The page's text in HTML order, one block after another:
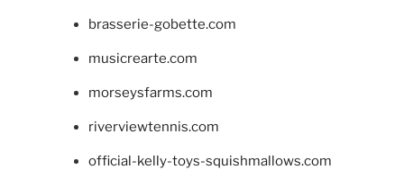
brasserie-gobette.com
musicrearte.com
morseysfarms.com
riverviewtennis.com
official-kelly-toys-squishmallows.com